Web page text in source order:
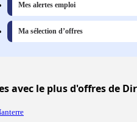
Mes alertes emploi
Ma sélection d’offres
avec le plus d'offres de